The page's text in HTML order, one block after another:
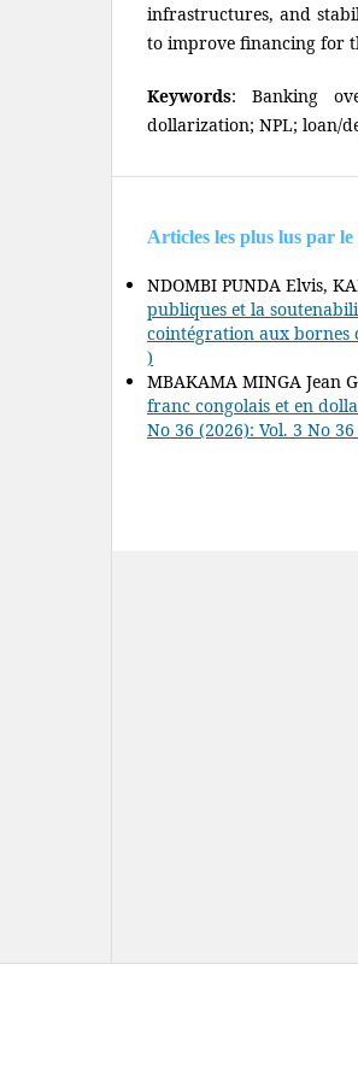
infrastructures, and
to improve financing for
Keywords: Banking
dollarization; NPL; loan/
Articles les plus lus par
NDOMBI PUNDA Elvis,
publiques et la
cointégration aux bornes
)
MBAKAMA MINGA Jean
franc congolais et en
No 36 (2026): Vol. 3 No